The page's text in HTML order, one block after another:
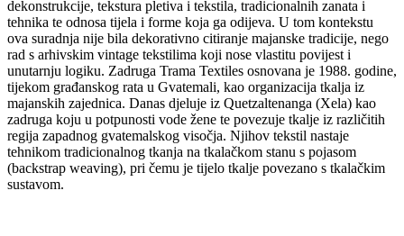
dekonstrukcije, tekstura pletiva i tekstila, tradicionalnih zanata i
tehnika te odnosa tijela i forme koja ga odijeva. U tom kontekstu
ova suradnja nije bila dekorativno citiranje majanske tradicije, nego
rad s arhivskim vintage tekstilima koji nose vlastitu povijest i
unutarnju logiku. Zadruga Trama Textiles osnovana je 1988. godine,
tijekom građanskog rata u Gvatemali, kao organizacija tkalja iz
majanskih zajednica. Danas djeluje iz Quetzaltenanga (Xela) kao
zadruga koju u potpunosti vode žene te povezuje tkalje iz različitih
regija zapadnog gvatemalskog visočja. Njihov tekstil nastaje
tehnikom tradicionalnog tkanja na tkalačkom stanu s pojasom
(backstrap weaving), pri čemu je tijelo tkalje povezano s tkalačkim
sustavom.